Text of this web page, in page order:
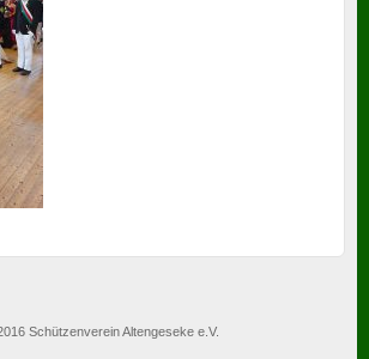
Schützenverein Altengeseke e.V.